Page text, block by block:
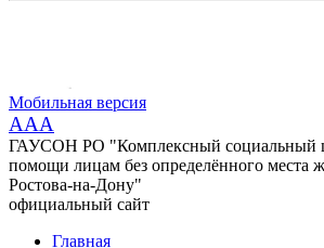
Мобильная версия
AAA
ГАУСОН РО "Комплексный социальный
помощи лицам без определённого места
Ростова-на-Дону"
официальный сайт
Главная